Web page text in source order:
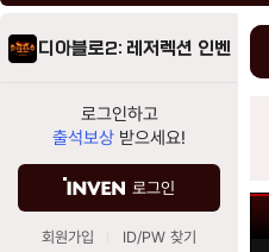
디아블로2: 레저렉션 인벤
로그인하고
출석보상 받으세요!
로그인
회원가입 ID/PW 찾기